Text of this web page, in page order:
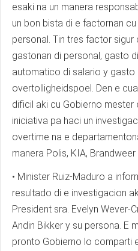
esaki na un manera
un bon bista di e factornan
personal. Tin tres factor sigur
gastonan di personal, gasto
automatico di salario y gasto
overtolligheidspoel. Den e
dificil aki cu Gobierno mester
iniciativa pa haci un
overtime na e
manera Polis, KIA, Brandweer
• Minister Ruiz-Maduro a
resultado di e investigacion
President sra. Evelyn Wever-
Andin Bikker y su persona. E
pronto Gobierno lo comparti